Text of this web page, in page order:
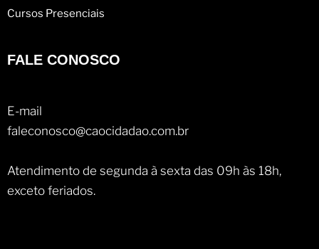
Cursos Presenciais
FALE CONOSCO
E-mail
faleconosco@caocidadao.com.br
Atendimento de segunda à sexta das 09h às 18h,
exceto feriados.